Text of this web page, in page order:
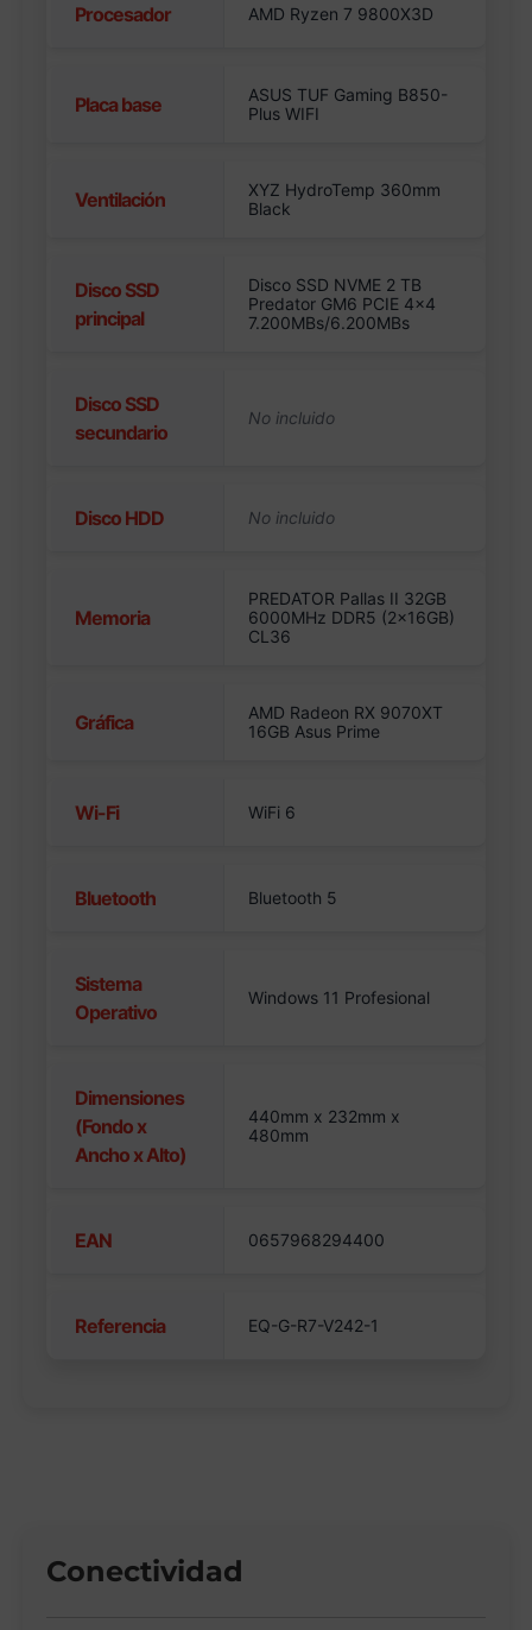
Procesador AMD Ryzen 7 9800X3D
Placa base
ASUS TUF Gaming B850-
Plus WIFI
Ventilación
XYZ HydroTemp 360mm
Black
Disco SSD
principal
Disco SSD NVME 2 TB
Predator GM6 PCIE 4×4
7.200MBs/6.200MBs
Disco SSD
secundario
Disco HDD
Memoria
PREDATOR Pallas II 32GB
6000MHz DDR5 (2x16GB)
CL36
Gráfica
AMD Radeon RX 9070XT
16GB Asus Prime
Wi-Fi WiFi 6
Bluetooth Bluetooth 5
Sistema
Operativo
Windows 11 Profesional
Dimensiones
(Fondo x
Ancho x Alto)
440mm x 232mm x
480mm
EAN 0657968294400
Referencia EQ-G-R7-V242-1
Conectividad